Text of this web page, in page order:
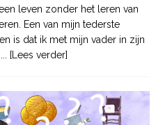
leven zonder het leren van
Een van mijn tederste
is dat ik met mijn vader in zijn
... [Lees verder]